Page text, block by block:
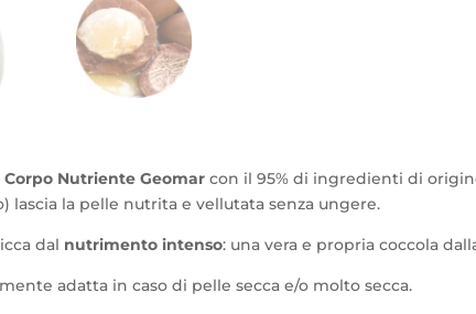
Corpo Nutriente Geomarcon il 95% di ingredienti di
lascia la pelle nutrita e vellutata senza ungere.
dal nutrimento intenso: una vera e propria coccola
adatta in caso di pelle secca e/o molto secca.